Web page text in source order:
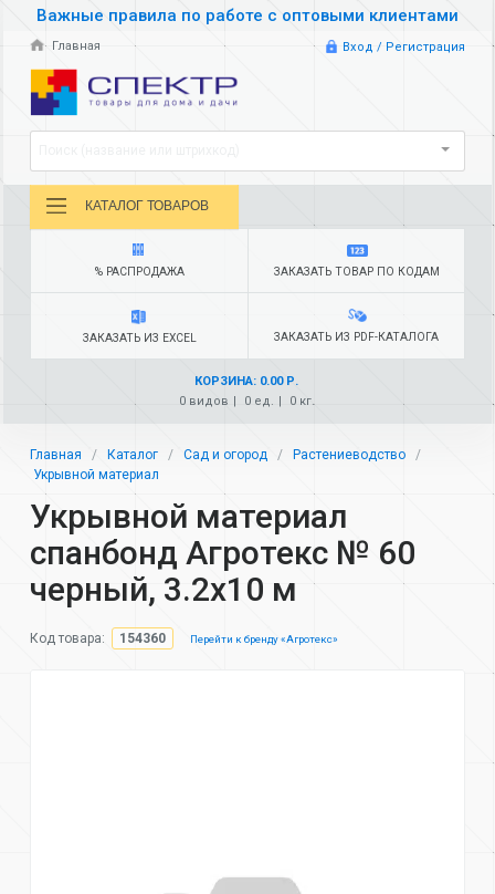
Важные правила по работе с оптовыми клиентами
Главная Вход / Регистрация
КАТАЛОГ ТОВАРОВ
% РАСПРОДАЖА ЗАКАЗАТЬ ТОВАР ПО КОДАМ
ЗАКАЗАТЬ ИЗ EXCEL ЗАКАЗАТЬ ИЗ PDF-КАТАЛОГА
КОРЗИНА: 0.00 Р.
0 видов
0 ед. 0 кг.
Главная Каталог Сад и огород
Растениеводство
Укрывной материал
Укрывной материал
спанбонд Агротекс № 60
черный, 3.2х10 м
Код товара: 154360 Перейти к бренду «Агротекс»